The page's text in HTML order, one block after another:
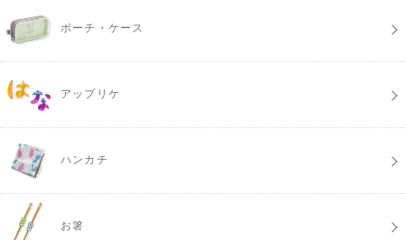
ポーチ・ケース
アップリケ
ハンカチ
お箸